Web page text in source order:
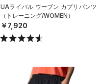
UAライバル ウーブン カプリパンツ
（トレーニング/WOMEN）
￥7,920